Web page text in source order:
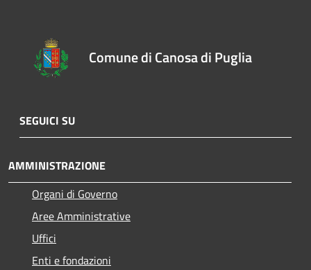
Comune di Canosa di Puglia
SEGUICI SU
AMMINISTRAZIONE
Organi di Governo
Aree Amministrative
Uffici
Enti e fondazioni